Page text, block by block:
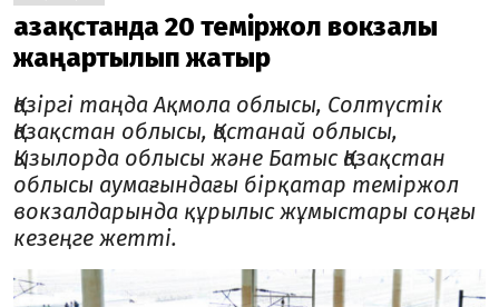
Қазақстанда 20 теміржол вокзалы
жаңартылып жатыр
Қазіргі таңда Ақмола облысы, Солтүстік
Қазақстан облысы, Қостанай облысы,
Қызылорда облысы және Батыс Қазақстан
облысы аумағындағы бірқатар теміржол
вокзалдарында құрылыс жұмыстары соңғы
кезеңге жетті.